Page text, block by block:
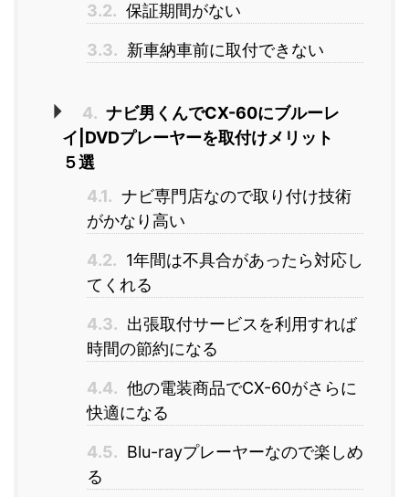
3.2. 保証期間がない
3.3. 新車納車前に取付できない
4. ナビ男くんでCX-60にブルーレ
イ|DVDプレーヤーを取付けメリット
５選
4.1. ナビ専門店なので取り付け技術
がかなり高い
4.2. 1年間は不具合があったら対応し
てくれる
4.3. 出張取付サービスを利用すれば
時間の節約になる
4.4. 他の電装商品でCX-60がさらに
快適になる
4.5. Blu-rayプレーヤーなので楽しめ
る